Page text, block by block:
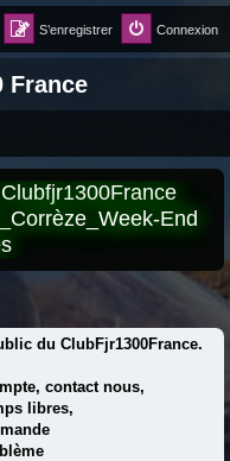
Connexion
S’enregistrer
France
End
du ClubFjr1300France.
contact nous,
libres,